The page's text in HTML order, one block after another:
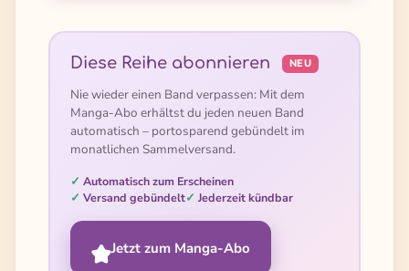
Diese Reihe abonnieren NEU
Nie wieder einen Band verpassen: Mit dem
Manga-Abo erhältst du jeden neuen Band
automatisch – portosparend gebündelt im
monatlichen Sammelversand.
Automatisch zum Erscheinen
Versand gebündelt
Jederzeit kündbar
Jetzt zum Manga-Abo